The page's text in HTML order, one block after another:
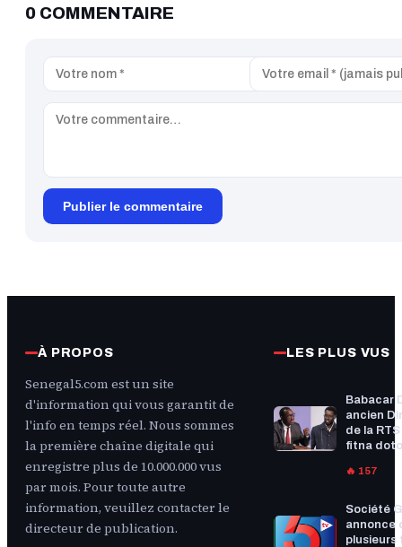
0 COMMENTAIRE
Publier le commentaire
À PROPOS
Senegal5.com est un site
d'information qui vous garantit de
l'info en temps réel. Nous sommes
la première chaîne digitale qui
enregistre plus de 10.000.000 vus
par mois. Pour toute autre
information, veuillez contacter le
directeur de publication.
LES PLUS VUS
Babacar
ancien
de la RTS
fitna
🔥 157
Société
annonce
plusieurs